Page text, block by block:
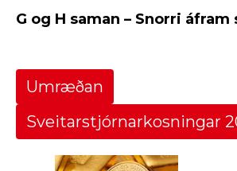
G og H saman – Snorri
Umræðan
Sveitarstjórnarkosningar